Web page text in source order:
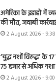
अमेरिका के इडाहो में
की मौत, जवाबी
2 August 2026 -
‘युद्ध नशों विरुद्ध’ के
75 हजार से अधिक नशा
2 August 2026 -